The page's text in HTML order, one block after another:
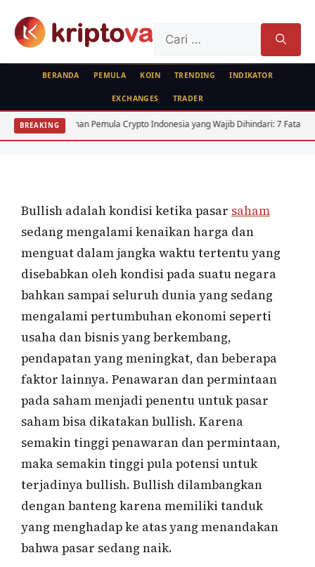
untuk:
BERANDA PEMULA KOIN TRENDING INDIKATOR
EXCHANGES TRADER
BREAKINGPemula Crypto Indonesia yang Wajib Dihindari: 7 Fatal
SAHAM FEATURED PASAR MODAL
Istilah Bullish dan Bearish
Bullish adalah kondisi ketika pasar saham
sedang mengalami kenaikan harga dan
menguat dalam jangka waktu tertentu yang
disebabkan oleh kondisi pada suatu negara
bahkan sampai seluruh dunia yang sedang
mengalami pertumbuhan ekonomi seperti
usaha dan bisnis yang berkembang,
pendapatan yang meningkat, dan beberapa
faktor lainnya. Penawaran dan permintaan
pada saham menjadi penentu untuk pasar
saham bisa dikatakan bullish. Karena
semakin tinggi penawaran dan permintaan,
maka semakin tinggi pula potensi untuk
terjadinya bullish. Bullish dilambangkan
dengan banteng karena memiliki tanduk
yang menghadap ke atas yang menandakan
bahwa pasar sedang naik.